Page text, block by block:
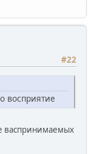
#22
восприятие
васпринимаемых